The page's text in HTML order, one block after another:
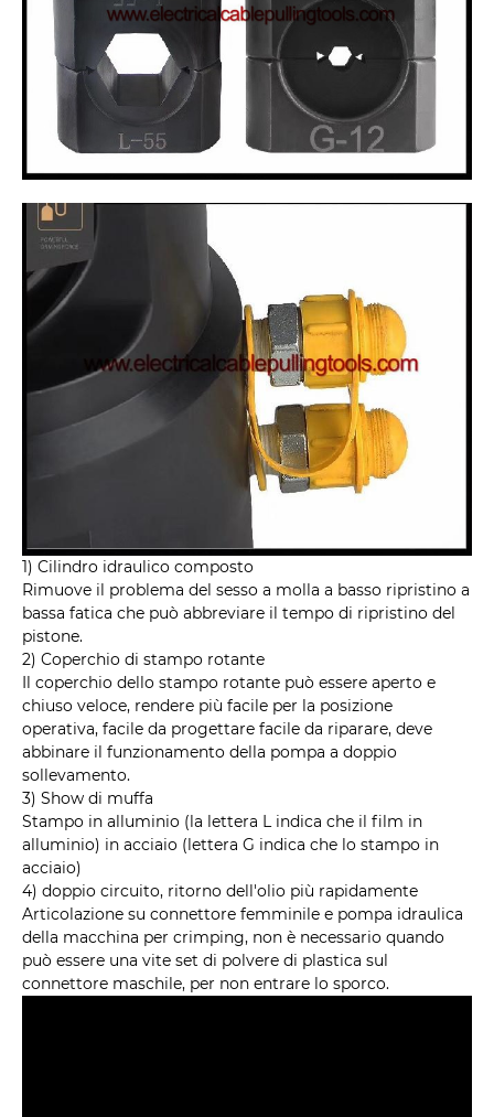
1) Cilindro idraulico composto
Rimuove il problema del sesso a molla a basso ripristino a
bassa fatica che può abbreviare il tempo di ripristino del
pistone.
2) Coperchio di stampo rotante
Il coperchio dello stampo rotante può essere aperto e
chiuso veloce, rendere più facile per la posizione
operativa, facile da progettare facile da riparare, deve
abbinare il funzionamento della pompa a doppio
sollevamento.
3) Show di muffa
Stampo in alluminio (la lettera L indica che il film in
alluminio) in acciaio (lettera G indica che lo stampo in
acciaio)
4) doppio circuito, ritorno dell'olio più rapidamente
Articolazione su connettore femminile e pompa idraulica
della macchina per crimping, non è necessario quando
può essere una vite set di polvere di plastica sul
connettore maschile, per non entrare lo sporco.